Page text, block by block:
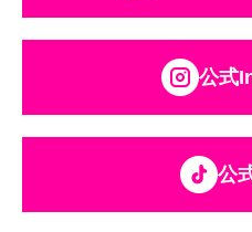
公式
公